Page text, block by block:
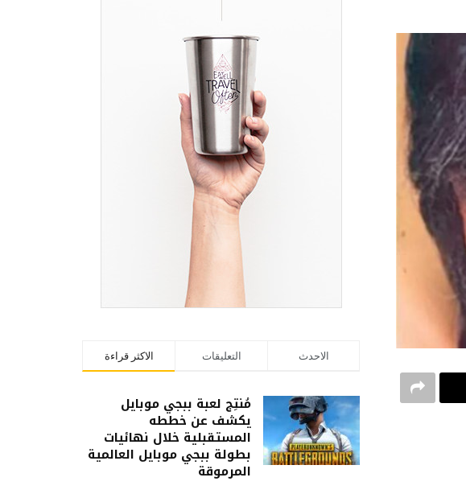
الاكثر قراءة التعليقات الاحدث
مُنتِج لعبة ببجي موبايل
يكشف عن خططه
المستقبلية خلال نهائيات
بطولة ببجي موبايل العالمية
المرموقة